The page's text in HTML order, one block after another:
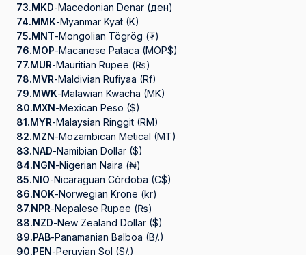
73.MKD-Macedonian Denar (ден)
74.MMK-Myanmar Kyat (K)
75.MNT-Mongolian Tögrög (₮)
76.MOP-Macanese Pataca (MOP$)
77.MUR-Mauritian Rupee (₨)
78.MVR-Maldivian Rufiyaa (Rf)
79.MWK-Malawian Kwacha (MK)
80.MXN-Mexican Peso ($)
81.MYR-Malaysian Ringgit (RM)
82.MZN-Mozambican Metical (MT)
83.NAD-Namibian Dollar ($)
84.NGN-Nigerian Naira (₦)
85.NIO-Nicaraguan Córdoba (C$)
86.NOK-Norwegian Krone (kr)
87.NPR-Nepalese Rupee (₨)
88.NZD-New Zealand Dollar ($)
89.PAB-Panamanian Balboa (B/.)
90.PEN-Peruvian Sol (S/.)